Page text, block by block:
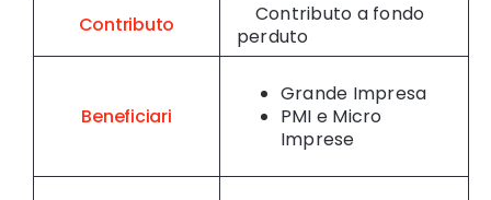
Contributo
Contributo a fondo
perduto
Beneficiari
Grande Impresa
PMI e Micro
Imprese